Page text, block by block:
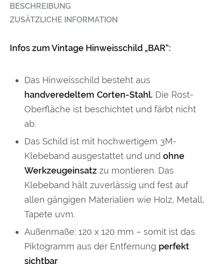
BESCHREIBUNG
ZUSÄTZLICHE INFORMATION
Infos zum Vintage Hinweisschild „BAR“:
Das Hinweisschild besteht aus
handveredeltem Corten-Stahl. Die Rost-
Oberfläche ist beschichtet und färbt nicht
ab.
Das Schild ist mit hochwertigem 3M-
Klebeband ausgestattet und und ohne
Werkzeugeinsatz zu montieren. Das
Klebeband hält zuverlässig und fest auf
allen gängigen Materialien wie Holz, Metall,
Tapete uvm.
Außenmaße: 120 x 120 mm – somit ist das
Piktogramm aus der Entfernung perfekt
sichtbar